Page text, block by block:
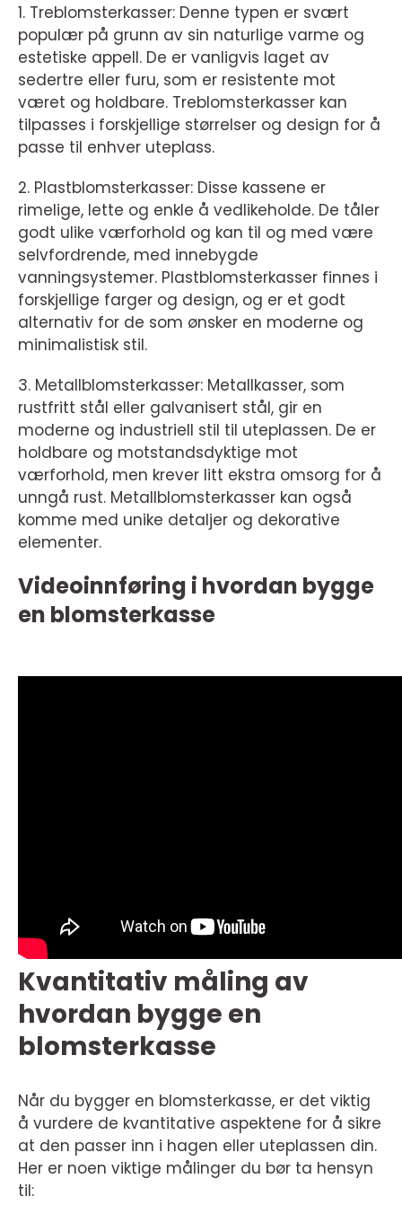
1. Treblomsterkasser: Denne typen er svært
populær på grunn av sin naturlige varme og
estetiske appell. De er vanligvis laget av
sedertre eller furu, som er resistente mot
været og holdbare. Treblomsterkasser kan
tilpasses i forskjellige størrelser og design for å
passe til enhver uteplass.
2. Plastblomsterkasser: Disse kassene er
rimelige, lette og enkle å vedlikeholde. De tåler
godt ulike værforhold og kan til og med være
selvfordrende, med innebygde
vanningsystemer. Plastblomsterkasser finnes i
forskjellige farger og design, og er et godt
alternativ for de som ønsker en moderne og
minimalistisk stil.
3. Metallblomsterkasser: Metallkasser, som
rustfritt stål eller galvanisert stål, gir en
moderne og industriell stil til uteplassen. De er
holdbare og motstandsdyktige mot
værforhold, men krever litt ekstra omsorg for å
unngå rust. Metallblomsterkasser kan også
komme med unike detaljer og dekorative
elementer.
Videoinnføring i hvordan bygge
en blomsterkasse
Kvantitativ måling av
hvordan bygge en
blomsterkasse
Når du bygger en blomsterkasse, er det viktig
å vurdere de kvantitative aspektene for å sikre
at den passer inn i hagen eller uteplassen din.
Her er noen viktige målinger du bør ta hensyn
til: